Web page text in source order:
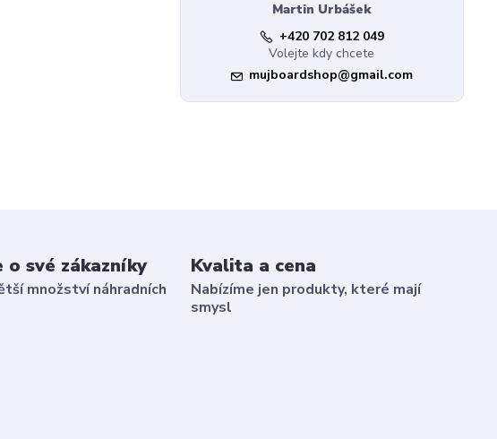
Martin Urbášek
+420 702 812 049
Volejte kdy chcete
mujboardshop@gmail.com
o své zákazníky
množství náhradních
Kvalita a cena
Nabízíme jen produkty, které mají
smysl